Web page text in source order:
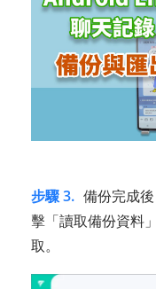
步驟 3. 備份完成
擊「讀取備份資料
取。